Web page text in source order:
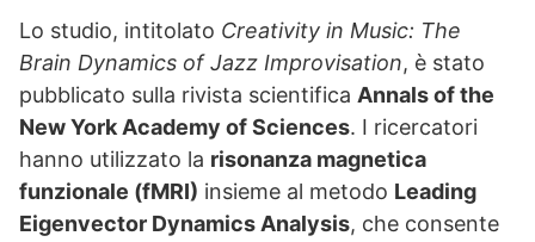
Lo studio, intitolato Creativity in Music: The
Brain Dynamics of Jazz Improvisation, è stato
pubblicato sulla rivista scientifica Annals of the
New York Academy of Sciences. I ricercatori
hanno utilizzato la risonanza magnetica
funzionale (fMRI) insieme al metodo Leading
Eigenvector Dynamics Analysis, che consente